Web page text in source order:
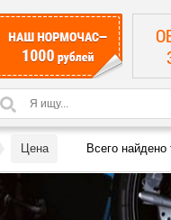
Всего найдено
Цена